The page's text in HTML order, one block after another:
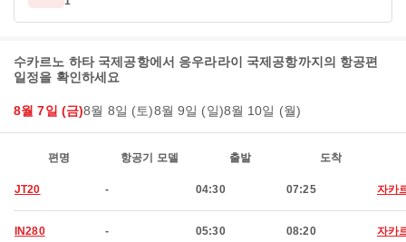
수카르노 하타 국제공항에서 응우라라이 국제공항까지의 항공편
일정을 확인하세요
8월 7일 (금)8월 8일 (토)8월 9일 (일)8월 10일 (월)
편명 항공기 모델 출발 도착
JT20 - 04:30 07:25 자카
IN280 - 05:30 08:20 자카